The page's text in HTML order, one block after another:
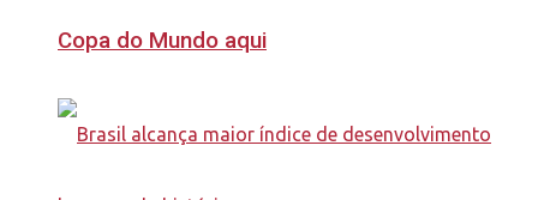
Copa do Mundo aqui